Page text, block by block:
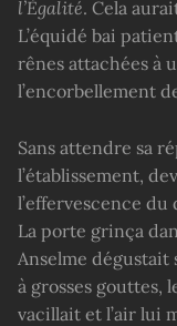
l’Égalité. Cela
L’équidé bai
rênes attachées à
l’encorbellement
Sans attendre sa
l’établissement,
l’effervescence
La porte grinça
Anselme
à grosses gouttes,
vacillait et l’air lui